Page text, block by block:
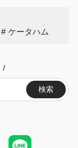
ケータハム
/
検索